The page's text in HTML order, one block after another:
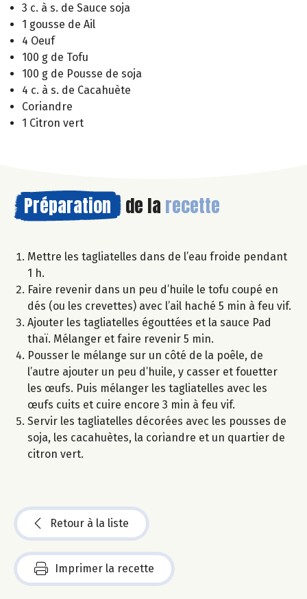
3 c. à s. de Sauce soja
1 gousse de Ail
4 Oeuf
100 g de Tofu
100 g de Pousse de soja
4 c. à s. de Cacahuète
Coriandre
1 Citron vert
Préparation de la recette
Mettre les tagliatelles dans de l’eau froide pendant
1 h.
Faire revenir dans un peu d’huile le tofu coupé en
dés (ou les crevettes) avec l’ail haché 5 min à feu vif.
Ajouter les tagliatelles égouttées et la sauce Pad
thaï. Mélanger et faire revenir 5 min.
Pousser le mélange sur un côté de la poêle, de
l’autre ajouter un peu d’huile, y casser et fouetter
les œufs. Puis mélanger les tagliatelles avec les
œufs cuits et cuire encore 3 min à feu vif.
Servir les tagliatelles décorées avec les pousses de
soja, les cacahuètes, la coriandre et un quartier de
citron vert.
Retour à la liste
Imprimer la recette